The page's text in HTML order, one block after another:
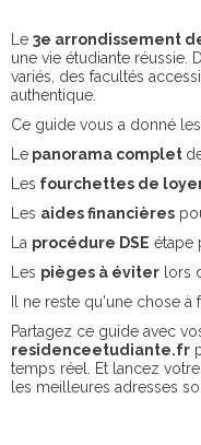
Le 3e arrondissement
une vie étudiante réussie.
variés, des facultés
authentique.
Ce guide vous a donné
Le panorama complet
Les fourchettes de
Les aides financières
La procédure DSE étape
Les pièges à éviter lors
Il ne reste qu'une chose à
Partagez ce guide avec
residenceetudiante.fr
temps réel. Et lancez
les meilleures adresses